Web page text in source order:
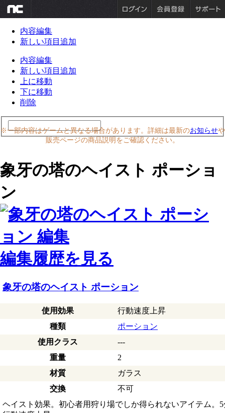
内容編集
新しい項目追加
内容編集
新しい項目追加
上に移動
下に移動
削除
※一部内容はゲームと異なる場合があります。詳細は最新のお知らせや
販売ページの商品説明をご確認ください。
象牙の塔のヘイスト ポーショ
ン
編集履歴を見る
象牙の塔のヘイスト ポーション
使用効果
行動速度上昇
種類
ポーション
使用クラス
---
重量
2
材質
ガラス
交換
不可
ヘイスト効果。初心者用狩り場でしか得られないアイテム。